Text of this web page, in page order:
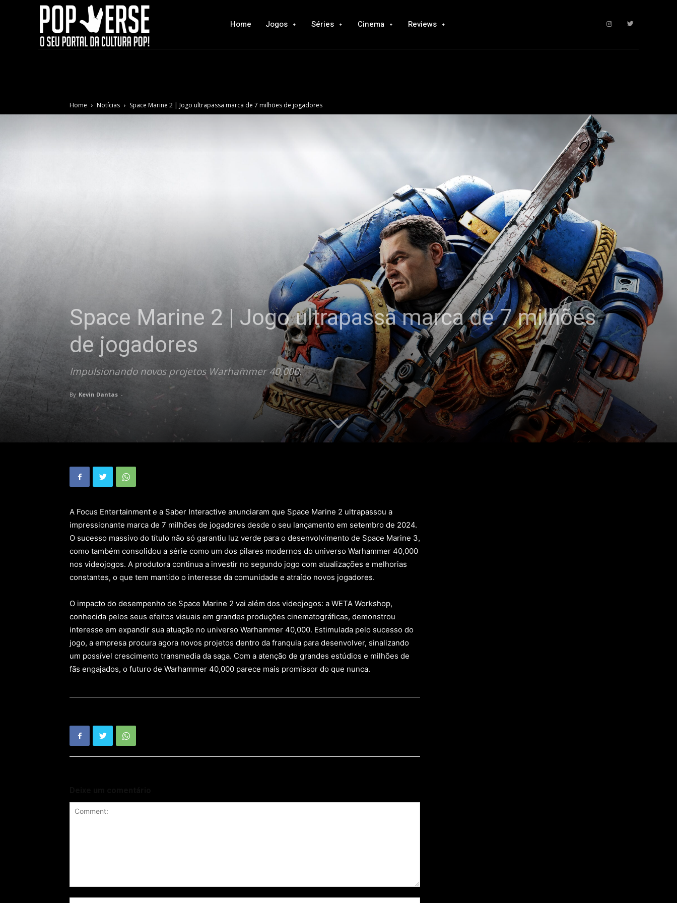
Home Jogos Séries Cinema Reviews
Home Notícias Space Marine 2 | Jogo ultrapassa marca de 7 milhões de jogadores
Space Marine 2 | Jogo ultrapassa marca de 7 milhões
de jogadores
Impulsionando novos projetos Warhammer 40,000.
By Kevin Dantas -
A Focus Entertainment e a Saber Interactive anunciaram que Space Marine 2 ultrapassou a
impressionante marca de 7 milhões de jogadores desde o seu lançamento em setembro de 2024.
O sucesso massivo do título não só garantiu luz verde para o desenvolvimento de Space Marine 3,
como também consolidou a série como um dos pilares modernos do universo Warhammer 40,000
nos videojogos. A produtora continua a investir no segundo jogo com atualizações e melhorias
constantes, o que tem mantido o interesse da comunidade e atraído novos jogadores.
O impacto do desempenho de Space Marine 2 vai além dos videojogos: a WETA Workshop,
conhecida pelos seus efeitos visuais em grandes produções cinematográficas, demonstrou
interesse em expandir sua atuação no universo Warhammer 40,000. Estimulada pelo sucesso do
jogo, a empresa procura agora novos projetos dentro da franquia para desenvolver, sinalizando
um possível crescimento transmedia da saga. Com a atenção de grandes estúdios e milhões de
fãs engajados, o futuro de Warhammer 40,000 parece mais promissor do que nunca.